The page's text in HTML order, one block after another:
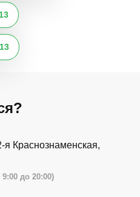
я Краснознаменская,
9:00 до 20:00)